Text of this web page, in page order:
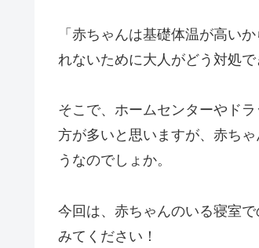
「赤ちゃんは基礎体温が高い
れないために大人がどう対処
そこで、ホームセンターやド
方が多いと思いますが、赤ち
うなのでしょか。
今回は、赤ちゃんのいる寝室
みてください！